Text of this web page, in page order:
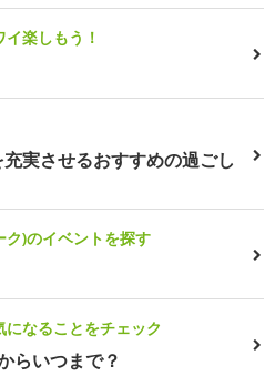
楽しもう！
実させるおすすめの過ごし
ク)のイベントを探す
なることをチェック
らいつまで？